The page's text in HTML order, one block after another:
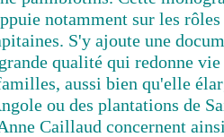
notamment sur les
S'y ajoute une
qualité qui redonne
aussi bien qu'elle
ou des plantations de
Caillaud concernent